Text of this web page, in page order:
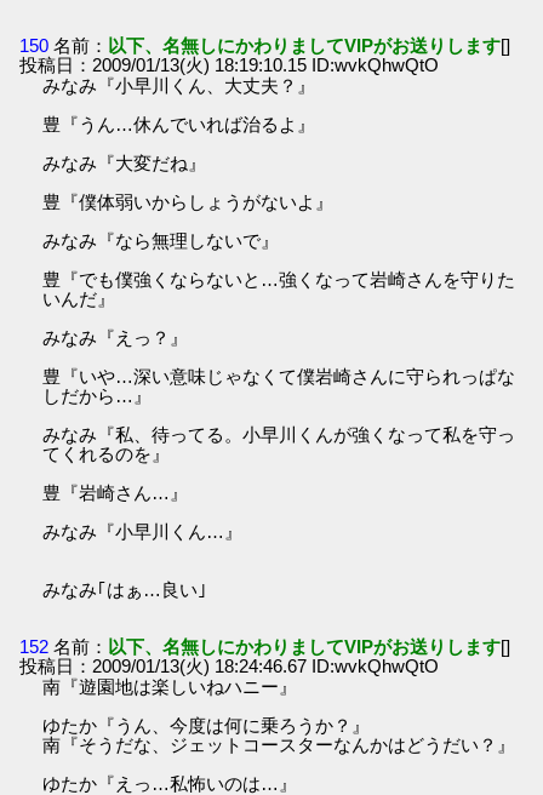
150 名前： 以下、名無しにかわりましてVIPがお送りします[]
投稿日：2009/01/13(火) 18:19:10.15 ID:wvkQhwQtO
みなみ『小早川くん、大丈夫？』
豊『うん…休んでいれば治るよ』
みなみ『大変だね』
豊『僕体弱いからしょうがないよ』
みなみ『なら無理しないで』
豊『でも僕強くならないと…強くなって岩崎さんを守りた
いんだ』
みなみ『えっ？』
豊『いや…深い意味じゃなくて僕岩崎さんに守られっぱな
しだから…』
みなみ『私、待ってる。小早川くんが強くなって私を守っ
てくれるのを』
豊『岩崎さん…』
みなみ『小早川くん…』
みなみ｢はぁ…良い｣
152 名前： 以下、名無しにかわりましてVIPがお送りします[]
投稿日：2009/01/13(火) 18:24:46.67 ID:wvkQhwQtO
南『遊園地は楽しいねハニー』
ゆたか『うん、今度は何に乗ろうか？』
南『そうだな、ジェットコースターなんかはどうだい？』
ゆたか『えっ…私怖いのは…』